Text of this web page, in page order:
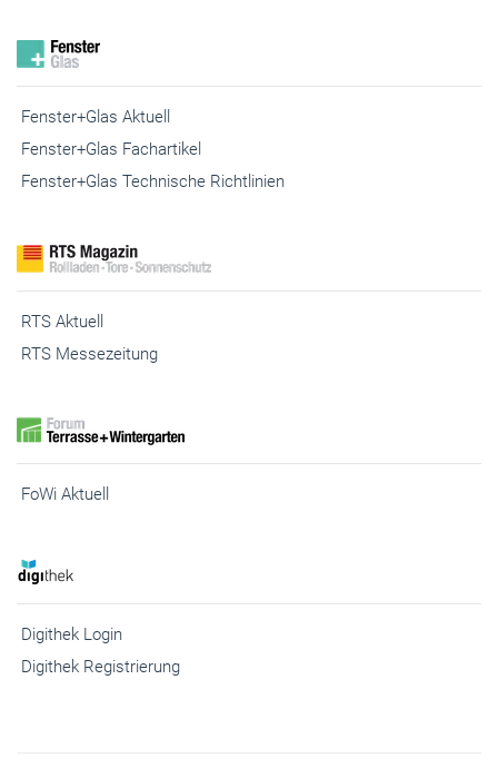
Fenster+Glas Aktuell
Fenster+Glas Fachartikel
Fenster+Glas Technische Richtlinien
RTS Aktuell
RTS Messezeitung
FoWi Aktuell
Digithek Login
Digithek Registrierung